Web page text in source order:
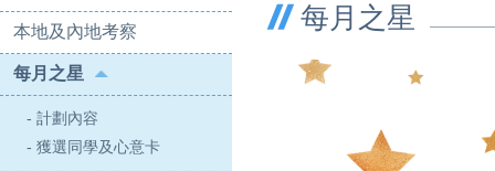
本地及內地考察
每月之星
- 計劃內容
- 獲選同學及心意卡
每月之星